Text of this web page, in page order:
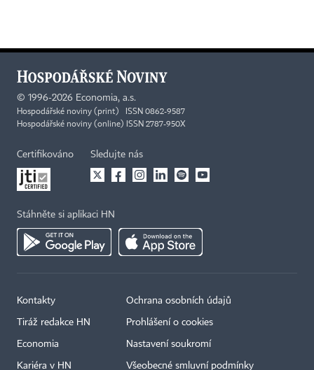
© 1996-2026 Economia, a.s.
Hospodářské noviny (print) ISSN 0862-9587
Hospodářské noviny (online) ISSN 2787-950X
Certifikováno Sledujte nás
Stáhněte si aplikaci HN
Kontakty
Tiráž redakce HN
Economia
Kariéra v HN
Ochrana osobních údajů
Prohlášení o cookies
Nastavení soukromí
Všeobecné smluvní podmínky